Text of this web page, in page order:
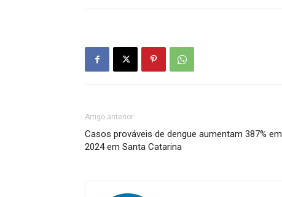
Artigo anterior
Casos prováveis de dengue aumentam 387% em
2024 em Santa Catarina